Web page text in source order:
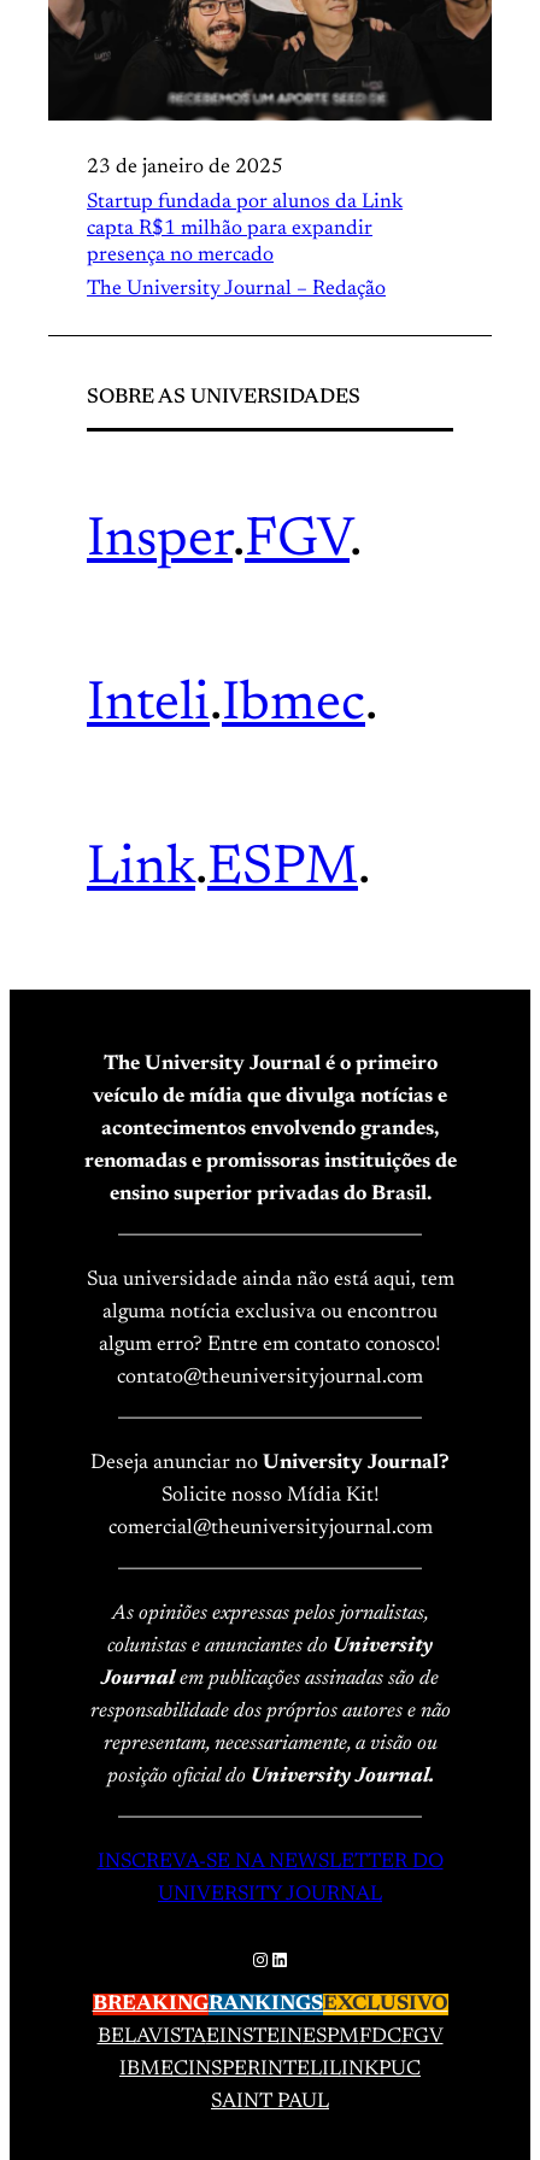
23 de janeiro de 2025
Startup fundada por alunos da Link
capta R$1 milhão para expandir
presença no mercado
The University Journal – Redação
SOBRE AS UNIVERSIDADES
Insper.FGV.
Inteli.Ibmec.
Link.ESPM.
The University Journal é o primeiro
veículo de mídia que divulga notícias e
acontecimentos envolvendo grandes,
renomadas e promissoras instituições de
ensino superior privadas do Brasil.
Sua universidade ainda não está aqui, tem
alguma notícia exclusiva ou encontrou
algum erro? Entre em contato conosco!
contato@theuniversityjournal.com
Deseja anunciar no University Journal?
Solicite nosso Mídia Kit!
comercial@theuniversityjournal.com
As opiniões expressas pelos jornalistas,
colunistas e anunciantes do University
Journalem publicações assinadas são de
responsabilidade dos próprios autores e não
representam, necessariamente, a visão ou
posição oficial do University Journal.
INSCREVA-SE NA NEWSLETTER DO
UNIVERSITY JOURNAL
Instagram
LinkedIn
BREAKINGRANKINGSEXCLUSIVO
BELAVISTAEINSTEINESPMFDCFGV
IBMECINSPERINTELILINKPUC
SAINT PAUL